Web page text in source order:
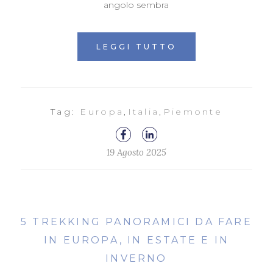
angolo sembra
LEGGI TUTTO
Tag: Europa , Italia , Piemonte
19 Agosto 2025
5 TREKKING PANORAMICI DA FARE
IN EUROPA, IN ESTATE E IN
INVERNO